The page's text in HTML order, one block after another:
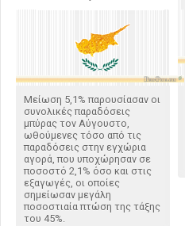
Μείωση 5,1% παρουσίασαν οι
συνολικές παραδόσεις
μπύρας τον Αύγουστο,
ωθούμενες τόσο από τις
παραδόσεις στην εγχώρια
αγορά, που υποχώρησαν σε
ποσοστό 2,1% όσο και στις
εξαγωγές, οι οποίες
σημείωσαν μεγάλη
ποσοστιαία πτώση της τάξης
του 45%.